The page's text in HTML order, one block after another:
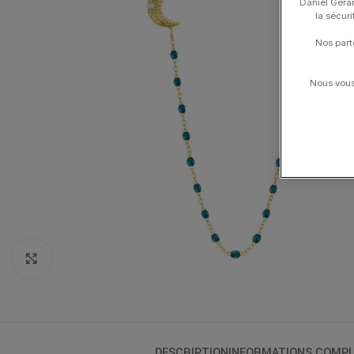
Daniel
la
Nos
Nous